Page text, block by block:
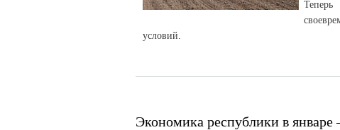
условий.
Экономика республики в январе